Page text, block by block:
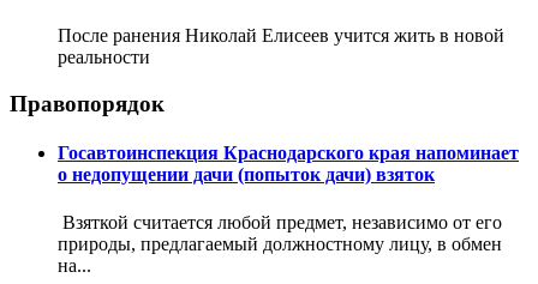
После ранения Николай Елисеев учится жить в новой
реальности
Правопорядок
Госавтоинспекция Краснодарского края напоминает
о недопущении дачи (попыток дачи) взяток
Взяткой считается любой предмет, независимо от его
природы, предлагаемый должностному лицу, в обмен
на...